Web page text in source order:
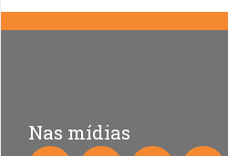
Nas mídias